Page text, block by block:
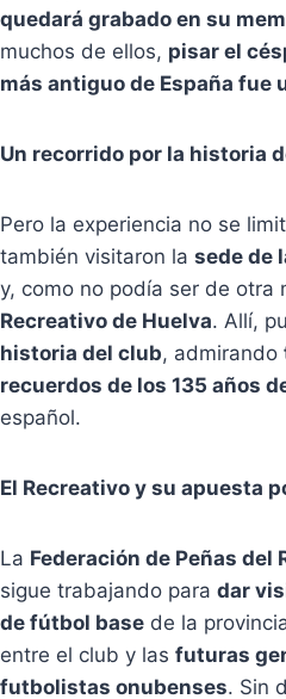
quedará grabado en su
muchos de ellos, pisar el
más antiguo de España fue
Un recorrido por la historia
Pero la experiencia no se
también visitaron la sede de
y, como no podía ser de otra
Recreativo de Huelva. Allí,
historia del club, admirando
recuerdos de los 135 años
español.
El Recreativo y su apuesta
La Federación de Peñas del
sigue trabajando para dar
de fútbol base de la
entre el club y las futuras
futbolistas onubenses. Sin